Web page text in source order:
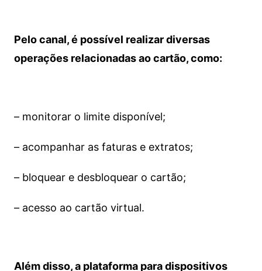
Pelo canal, é possível realizar diversas
operações relacionadas ao cartão, como:
– monitorar o limite disponível;
– acompanhar as faturas e extratos;
– bloquear e desbloquear o cartão;
– acesso ao cartão virtual.
Além disso, a plataforma para dispositivos